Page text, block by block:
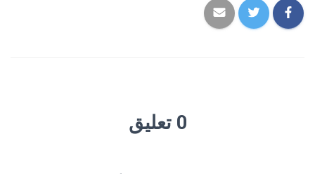
0 تعليق